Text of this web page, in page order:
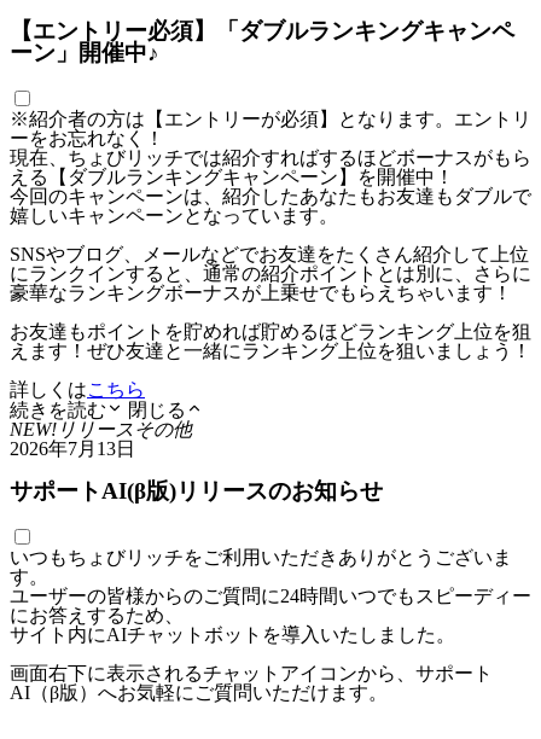
【エントリー必須】「ダブルランキングキャンペ
ーン」開催中♪
※紹介者の方は【エントリーが必須】となります。エントリ
ーをお忘れなく！
現在、ちょびリッチでは紹介すればするほどボーナスがもら
える【ダブルランキングキャンペーン】を開催中！
今回のキャンペーンは、紹介したあなたもお友達もダブルで
嬉しいキャンペーンとなっています。
SNSやブログ、メールなどでお友達をたくさん紹介して上位
にランクインすると、通常の紹介ポイントとは別に、さらに
豪華なランキングボーナスが上乗せでもらえちゃいます！
お友達もポイントを貯めれば貯めるほどランキング上位を狙
えます！ぜひ友達と一緒にランキング上位を狙いましょう！
詳しくはこちら
続きを読む
閉じる
NEW! リリースその他
2026年7月13日
サポートAI(β版)リリースのお知らせ
いつもちょびリッチをご利用いただきありがとうございま
す。
ユーザーの皆様からのご質問に24時間いつでもスピーディー
にお答えするため、
サイト内にAIチャットボットを導入いたしました。
画面右下に表示されるチャットアイコンから、サポート
AI（β版）へお気軽にご質問いただけます。